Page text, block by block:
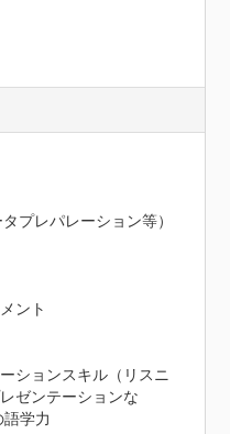
プレパレーション等）
ント
ションスキル（リスニ
ゼンテーションな
学力